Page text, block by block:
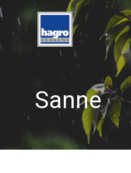
Sanne